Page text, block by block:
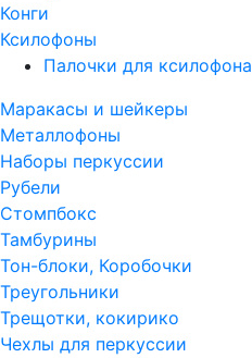
Конги
Ксилофоны
Палочки для ксилофона
Маракасы и шейкеры
Металлофоны
Наборы перкуссии
Рубели
Стомпбокс
Тамбурины
Тон-блоки, Коробочки
Треугольники
Трещотки, кокирико
Чехлы для перкуссии